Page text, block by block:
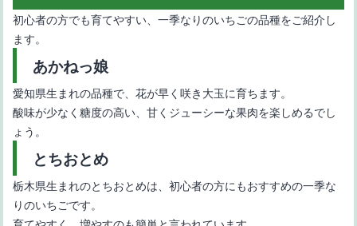
【珍しいりんごの品種11選】産地や味わいなど特徴をご紹介
【長野県のりんご】オリジナルの品種や特徴
初心者の方でも育てやすい、一季なりのいちごの品種をご紹介し
ます。
あかねっ娘
愛知県生まれの品種で、花が早く咲き大玉に育ちます。
酸味が少なく糖度の高い、甘くジューシーな果肉を楽しめるでし
ょう。
とちおとめ
栃木県生まれのとちおとめは、初心者の方にもおすすめの一季な
りのいちごです。